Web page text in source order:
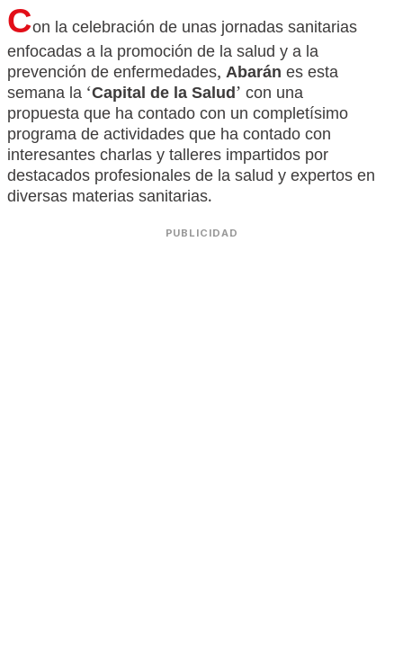
Con la celebración de unas jornadas sanitarias
enfocadas a la promoción de la salud y a la
prevención de enfermedades, Abarán es esta
semana la ‘Capital de la Salud’ con una
propuesta que ha contado con un completísimo
programa de actividades que ha contado con
interesantes charlas y talleres impartidos por
destacados profesionales de la salud y expertos en
diversas materias sanitarias.
PUBLICIDAD